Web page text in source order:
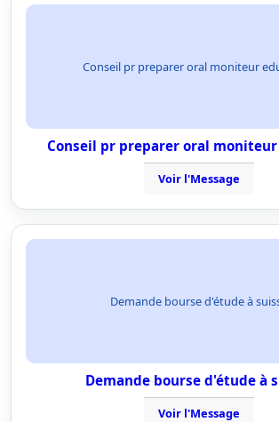
Conseil pr preparer oral moniteur
Conseil pr preparer oral
Voir l'Message
Demande bourse d'étude à
Demande bourse d'étude à
Voir l'Message